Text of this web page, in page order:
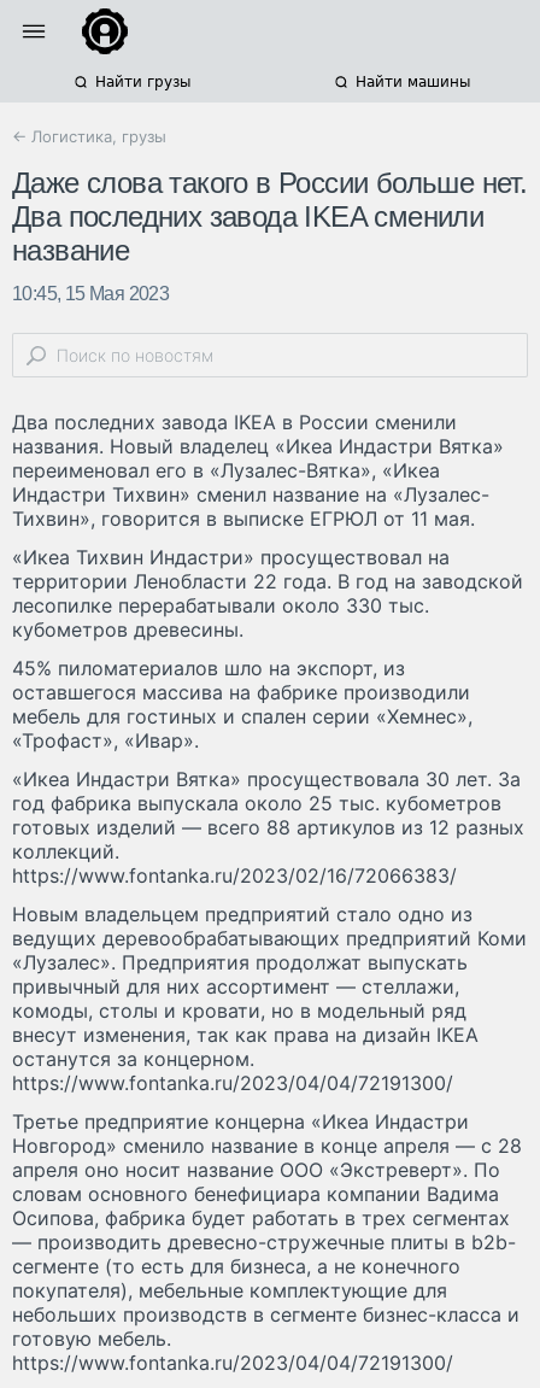
Найти грузы Найти машины
← Логистика, грузы
Даже слова такого в России больше нет.
Два последних завода IKEA сменили
название
10:45, 15 Мая 2023
Два последних завода IKEA в России сменили
названия. Новый владелец «Икеа Индастри Вятка»
переименовал его в «Лузалес-Вятка», «Икеа
Индастри Тихвин» сменил название на «Лузалес-
Тихвин», говорится в выписке ЕГРЮЛ от 11 мая.
«Икеа Тихвин Индастри» просуществовал на
территории Ленобласти 22 года. В год на заводской
лесопилке перерабатывали около 330 тыс.
кубометров древесины.
45% пиломатериалов шло на экспорт, из
оставшегося массива на фабрике производили
мебель для гостиных и спален серии «Хемнес»,
«Трофаст», «Ивар».
«Икеа Индастри Вятка» просуществовала 30 лет. За
год фабрика выпускала около 25 тыс. кубометров
готовых изделий — всего 88 артикулов из 12 разных
коллекций.
https://www.fontanka.ru/2023/02/16/72066383/
Новым владельцем предприятий стало одно из
ведущих деревообрабатывающих предприятий Коми
«Лузалес». Предприятия продолжат выпускать
привычный для них ассортимент — стеллажи,
комоды, столы и кровати, но в модельный ряд
внесут изменения, так как права на дизайн IKEA
останутся за концерном.
https://www.fontanka.ru/2023/04/04/72191300/
Третье предприятие концерна «Икеа Индастри
Новгород» сменило название в конце апреля — с 28
апреля оно носит название ООО «Экстреверт». По
словам основного бенефициара компании Вадима
Осипова, фабрика будет работать в трех сегментах
— производить древесно-стружечные плиты в b2b-
сегменте (то есть для бизнеса, а не конечного
покупателя), мебельные комплектующие для
небольших производств в сегменте бизнес-класса и
готовую мебель.
https://www.fontanka.ru/2023/04/04/72191300/